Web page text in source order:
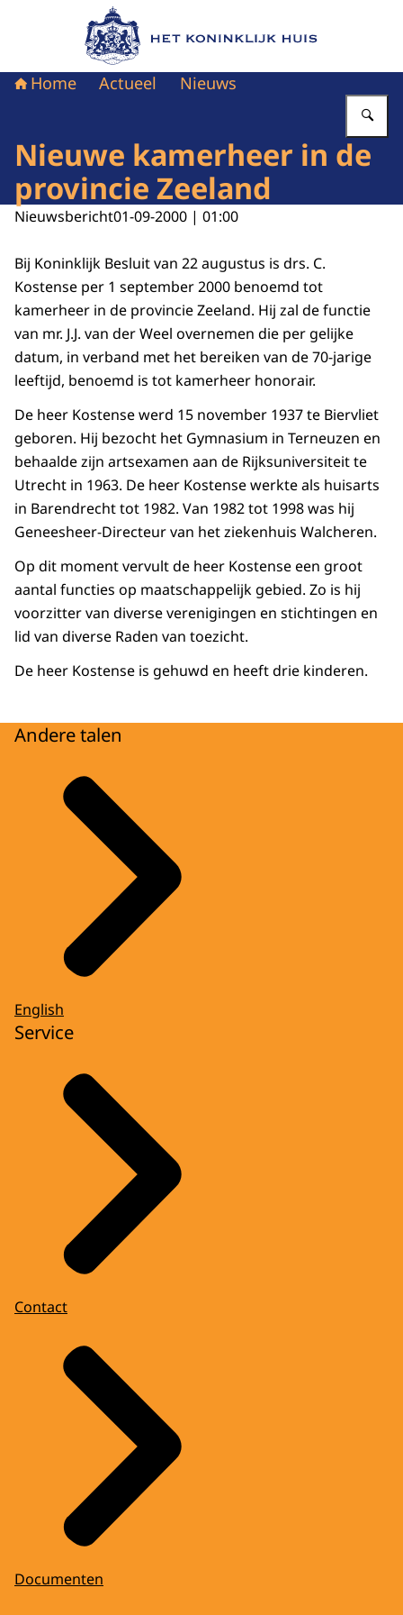
Naar de homepage van Het Koninklijk Huis
Home Actueel Nieuws
Nieuwe kamerheer in de
provincie Zeeland
Nieuwsbericht01-09-2000 | 01:00
Bij Koninklijk Besluit van 22 augustus is drs. C.
Kostense per 1 september 2000 benoemd tot
kamerheer in de provincie Zeeland. Hij zal de functie
van mr. J.J. van der Weel overnemen die per gelijke
datum, in verband met het bereiken van de 70-jarige
leeftijd, benoemd is tot kamerheer honorair.
De heer Kostense werd 15 november 1937 te Biervliet
geboren. Hij bezocht het Gymnasium in Terneuzen en
behaalde zijn artsexamen aan de Rijksuniversiteit te
Utrecht in 1963. De heer Kostense werkte als huisarts
in Barendrecht tot 1982. Van 1982 tot 1998 was hij
Geneesheer-Directeur van het ziekenhuis Walcheren.
Op dit moment vervult de heer Kostense een groot
aantal functies op maatschappelijk gebied. Zo is hij
voorzitter van diverse verenigingen en stichtingen en
lid van diverse Raden van toezicht.
De heer Kostense is gehuwd en heeft drie kinderen.
Andere talen
English
Service
Contact
Documenten